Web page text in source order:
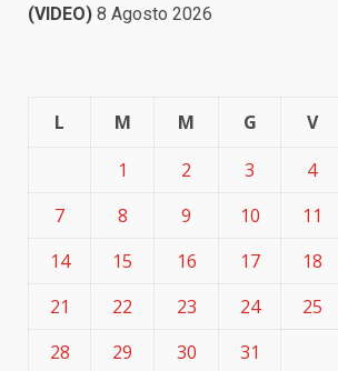
(VIDEO) 8 Agosto 2026
L M M G V
1
2 3 4
7
8 9 10 11
14
15 16 17 18
21
22 23 24 25
28
29 30 31